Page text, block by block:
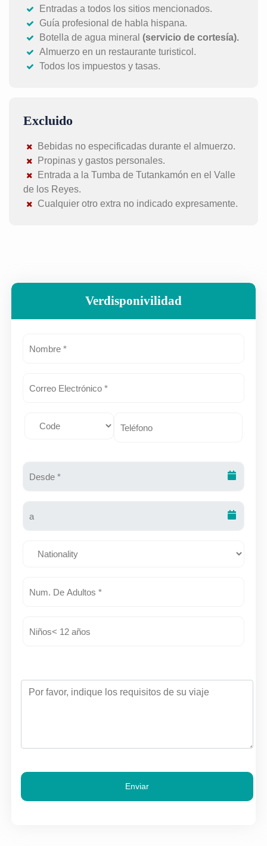
Entradas a todos los sitios mencionados.
Guía profesional de habla hispana.
Botella de agua mineral (servicio de cortesía).
Almuerzo en un restaurante turisticol.
Todos los impuestos y tasas.
Excluido
Bebidas no especificadas durante el almuerzo.
Propinas y gastos personales.
Entrada a la Tumba de Tutankamón en el Valle
de los Reyes.
Cualquier otro extra no indicado expresamente.
Verdisponivilidad
Enviar